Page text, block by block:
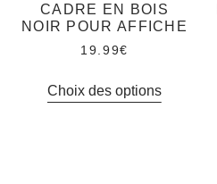
CADRE EN BOIS
NOIR POUR AFFICHE
19.99€
Choix des options